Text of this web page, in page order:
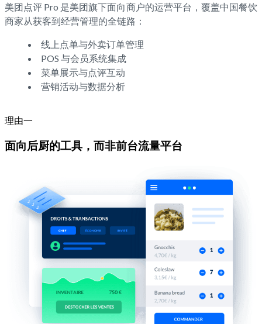
美团点评 Pro 是美团旗下面向商户的运营平台，覆盖中国餐饮
商家从获客到经营管理的全链路：
线上点单与外卖订单管理
POS 与会员系统集成
菜单展示与点评互动
营销活动与数据分析
理由一
面向后厨的工具，而非前台流量平台